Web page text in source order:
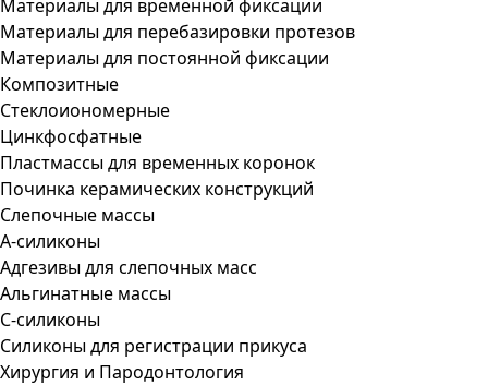
Материалы для временной фиксации
Материалы для перебазировки протезов
Материалы для постоянной фиксации
Композитные
Стеклоиономерные
Цинкфосфатные
Пластмассы для временных коронок
Починка керамических конструкций
Слепочные массы
А-силиконы
Адгезивы для слепочных масс
Альгинатные массы
С-силиконы
Силиконы для регистрации прикуса
Хирургия и Пародонтология